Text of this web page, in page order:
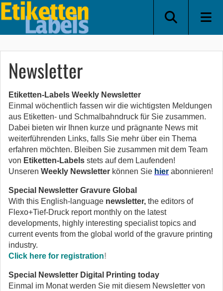
Newsletter
Etiketten-Labels Weekly Newsletter
Einmal wöchentlich fassen wir die wichtigsten Meldungen
aus Etiketten- und Schmalbahndruck für Sie zusammen.
Dabei bieten wir Ihnen kurze und prägnante News mit
weiterführenden Links, falls Sie mehr über ein Thema
erfahren möchten. Bleiben Sie zusammen mit dem Team
von Etiketten-Labels stets auf dem Laufenden!
Unseren Weekly Newsletter können Sie hier abonnieren!
Special Newsletter Gravure Global
With this English-language newsletter, the editors of
Flexo+Tief-Druck report monthly on the latest
developments, highly interesting specialist topics and
current events from the global world of the gravure printing
industry.
Click here for registration!
Special Newsletter Digital Printing today
Einmal im Monat werden Sie mit diesem Newsletter von